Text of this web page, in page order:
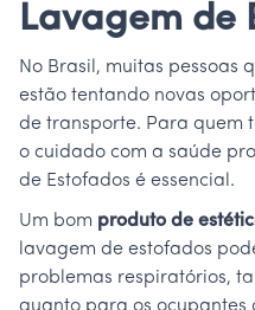
Lavagem de
No Brasil, muitas pessoas
estão tentando novas
de transporte. Para quem
o cuidado com a saúde
de Estofados é essencial.
Um bom produto de
lavagem de estofados
problemas respiratórios,